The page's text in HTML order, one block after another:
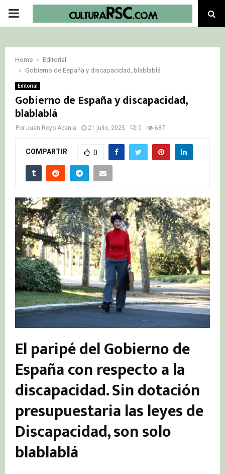
PRIMARY
Home
Editorial
Gobierno de España y discapacidad, blablablá
Editorial
Gobierno de España y discapacidad,
blablablá
Por Juan Royo Abenia 21 julio, 2025 0 687
COMPARTIR 0
El paripé del Gobierno de
España con respecto a la
discapacidad. Sin dotación
presupuestaria las leyes de
Discapacidad, son solo
blablablá